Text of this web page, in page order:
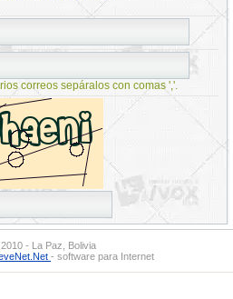
correos sepáralos con comas ','.
- La Paz, Bolivia
- software para Internet